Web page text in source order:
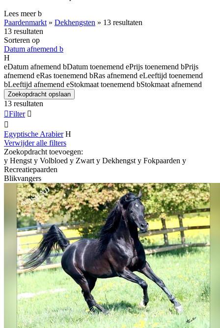
Lees meerb
Paardenmarkt » Dekhengsten » 13 resultaten
13 resultaten
Sorteren op
Datum afnemend b
H
eDatum afnemend bDatum toenemend ePrijs toenemend bPrijs
afnemend eRas toenemend bRas afnemend eLeeftijd toenemend
bLeeftijd afnemend eStokmaat toenemend bStokmaat afnemend
Zoekopdracht opslaan
13 resultaten
Filter 

Egyptische Arabier H
Verwijder alle filters
Zoekopdracht toevoegen:
y Hengst y Volbloed y Zwart y Dekhengst y Fokpaarden y
Recreatiepaarden
Blikvangers